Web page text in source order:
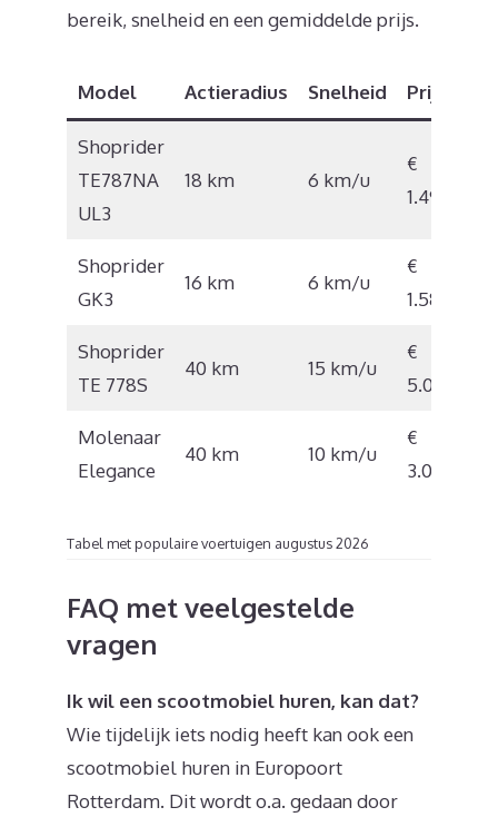
bereik, snelheid en een gemiddelde prijs.
Model Actieradius Snelheid Prijs
Shoprider
TE787NA
UL3
18 km 6 km/u
€
1.496
Shoprider
GK3
16 km 6 km/u
€
1.584
Shoprider
TE 778S
40 km 15 km/u
€
5.010
Molenaar
Elegance
40 km 10 km/u
€
3.090
Tabel met populaire voertuigen augustus 2026
FAQ met veelgestelde
vragen
Ik wil een scootmobiel huren, kan dat?
Wie tijdelijk iets nodig heeft kan ook een
scootmobiel huren in Europoort
Rotterdam. Dit wordt o.a. gedaan door